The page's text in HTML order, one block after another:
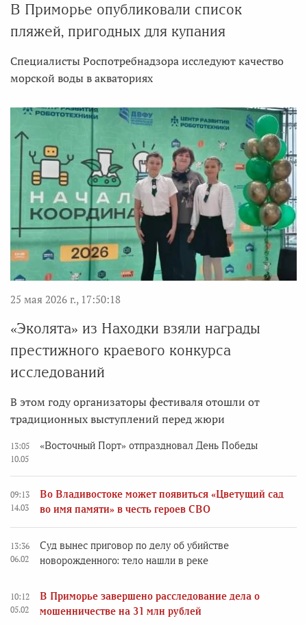
В Приморье опубликовали список
пляжей, пригодных для купания
Специалисты Роспотребнадзора исследуют качество
морской воды в акваториях
25 мая 2026 г., 17:50:18
«Эколята» из Находки взяли награды
престижного краевого конкурса
исследований
В этом году организаторы фестиваля отошли от
традиционных выступлений перед жюри
13:05
10.05
«Восточный Порт» отпраздновал День Победы
09:13
14.03
Во Владивостоке может появиться «Цветущий сад
во имя памяти» в честь героев СВО
13:36
06.02
Суд вынес приговор по делу об убийстве
новорожденного: тело нашли в реке
10:12
05.02
В Приморье завершено расследование дела о
мошенничестве на 31 млн рублей